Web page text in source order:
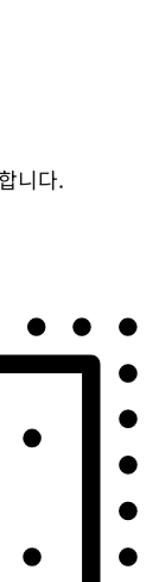
니다.